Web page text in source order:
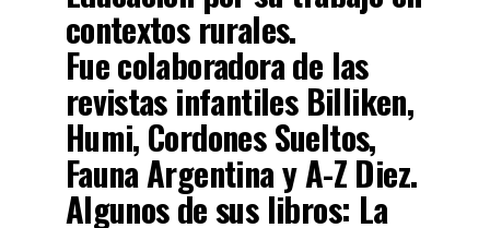
contextos rurales.
Fue colaboradora de las
revistas infantiles Billiken,
Humi, Cordones Sueltos,
Fauna Argentina y A-Z Diez.
Algunos de sus libros: La